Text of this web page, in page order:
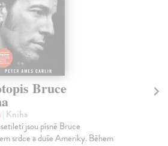
Bruce
| Kniha
jsou písně Bruce
srdce a duše Ameriky. Během